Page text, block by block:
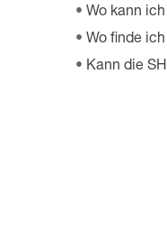
Wo kann
Wo finde
Kann die